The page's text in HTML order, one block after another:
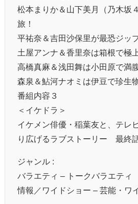
松本まりか＆山下美月（乃木坂
旅！
平祐奈＆吉田沙保里が最恐ジッ
土屋アンナ＆香里奈は箱根で極
高橋真麻＆浅田舞は小田原で満
森泉＆鮎河ナオミは伊豆で珍生
番組内容３
＜イケドラ＞
イケメン俳優・稲葉友と、テレ
り広げるラブストーリー 最終
ジャンル :
バラエティ – トークバラエティ
情報／ワイドショー – 芸能・ワ